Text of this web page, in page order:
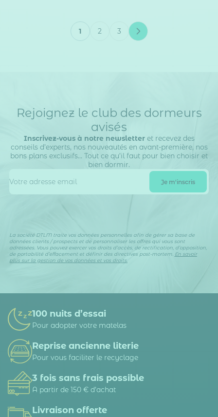
Vous lisez actuellement la page
1
2
Page
3
Rejoignez le club des dormeurs
avisés
Inscrivez-vous à notre newsletteret recevez des
conseils d’experts, nos nouveautés en avant-première, nos
bons plans exclusifs… Tout ce qu’il faut pour bien choisir et
bien dormir.
La société DTLM traite vos données personnelles afin de gérer sa base de
données clients / prospects et de personnaliser les offres qui vous sont
adressées. Vous pouvez exercer vos droits d’accès, de rectification, d’opposition,
de portabilité d’effacement et définir des directives post-mortem. En savoir
plus sur la gestion de vos données et vos droits.
100 nuits d’essai
Pour adopter votre matelas
Reprise ancienne literie
Pour vous faciliter le recyclage
3 fois sans frais possible
A partir de 150 € d’achat
Livraison offerte